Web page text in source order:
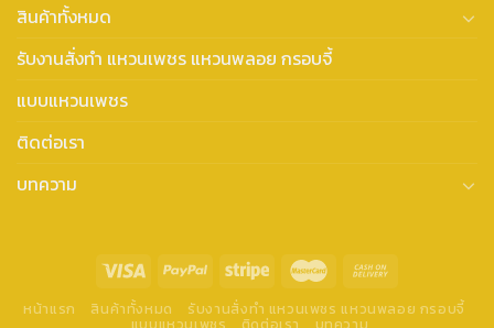
สินค้าทั้งหมด
รับงานสั่งทำ แหวนเพชร แหวนพลอย กรอบจี้
แบบแหวนเพชร
ติดต่อเรา
บทความ
หน้าแรก สินค้าทั้งหมด รับงานสั่งทำ แหวนเพชร แหวนพลอย กรอบจี้